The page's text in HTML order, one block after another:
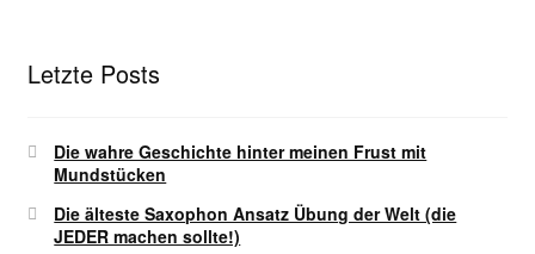
Letzte Posts
Die wahre Geschichte hinter meinen Frust mit
Mundstücken
Die älteste Saxophon Ansatz Übung der Welt (die
JEDER machen sollte!)